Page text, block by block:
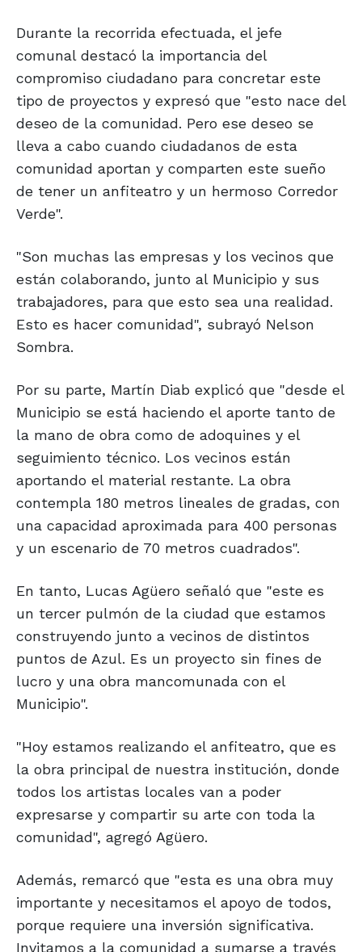
Durante la recorrida efectuada, el jefe
comunal destacó la importancia del
compromiso ciudadano para concretar este
tipo de proyectos y expresó que "esto nace del
deseo de la comunidad. Pero ese deseo se
lleva a cabo cuando ciudadanos de esta
comunidad aportan y comparten este sueño
de tener un anfiteatro y un hermoso Corredor
Verde".
"Son muchas las empresas y los vecinos que
están colaborando, junto al Municipio y sus
trabajadores, para que esto sea una realidad.
Esto es hacer comunidad", subrayó Nelson
Sombra.
Por su parte, Martín Diab explicó que "desde el
Municipio se está haciendo el aporte tanto de
la mano de obra como de adoquines y el
seguimiento técnico. Los vecinos están
aportando el material restante. La obra
contempla 180 metros lineales de gradas, con
una capacidad aproximada para 400 personas
y un escenario de 70 metros cuadrados".
En tanto, Lucas Agüero señaló que "este es
un tercer pulmón de la ciudad que estamos
construyendo junto a vecinos de distintos
puntos de Azul. Es un proyecto sin fines de
lucro y una obra mancomunada con el
Municipio".
"Hoy estamos realizando el anfiteatro, que es
la obra principal de nuestra institución, donde
todos los artistas locales van a poder
expresarse y compartir su arte con toda la
comunidad", agregó Agüero.
Además, remarcó que "esta es una obra muy
importante y necesitamos el apoyo de todos,
porque requiere una inversión significativa.
Invitamos a la comunidad a sumarse a través